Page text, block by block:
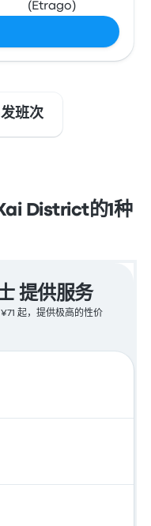
(Etrago)
班次
District的1种
提供服务
起，提供极高的性价